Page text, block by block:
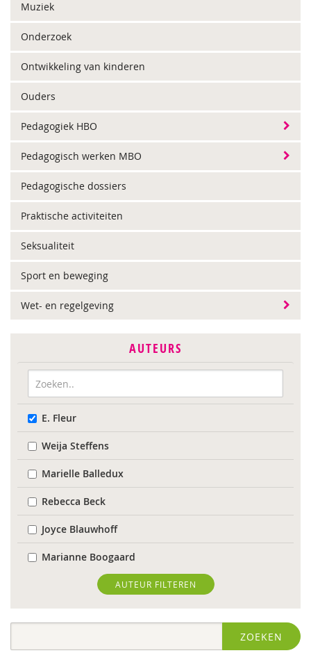
Muziek
Onderzoek
Ontwikkeling van kinderen
Ouders
Pedagogiek HBO
Pedagogisch werken MBO
Pedagogische dossiers
Praktische activiteiten
Seksualiteit
Sport en beweging
Wet- en regelgeving
AUTEURS
E. Fleur
Weija Steffens
Marielle Balledux
Rebecca Beck
Joyce Blauwhoff
Marianne Boogaard
Rhodé van den Born
Caroline Boudry
AUTEUR FILTEREN
ZOEKEN